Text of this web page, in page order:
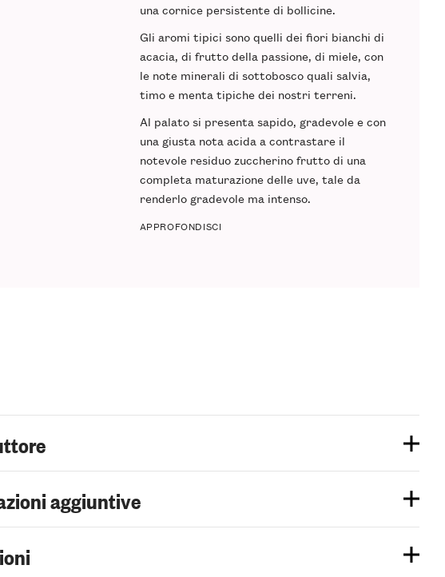
una cornice persistente di bollicine.
Gli aromi tipici sono quelli dei fiori bianchi di
acacia, di frutto della passione, di miele, con
le note minerali di sottobosco quali salvia,
timo e menta tipiche dei nostri terreni.
Al palato si presenta sapido, gradevole e con
una giusta nota acida a contrastare il
notevole residuo zuccherino frutto di una
completa maturazione delle uve, tale da
renderlo gradevole ma intenso.
APPROFONDISCI
aggiuntive